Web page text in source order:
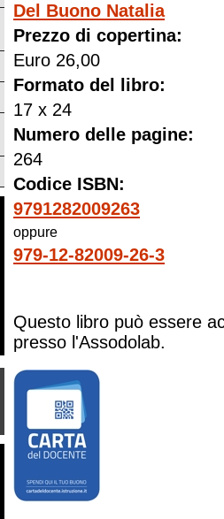
Del Buono Natalia
Prezzo di copertina:
Euro 26,00
Formato del libro:
17 x 24
Numero delle pagine:
264
Codice ISBN:
9791282009263
oppure
979-12-82009-26-3
Questo libro può essere
presso l'Assodolab.